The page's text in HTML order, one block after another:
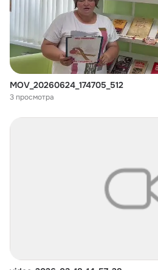
MOV_20260624_174705_512
3 просмотра